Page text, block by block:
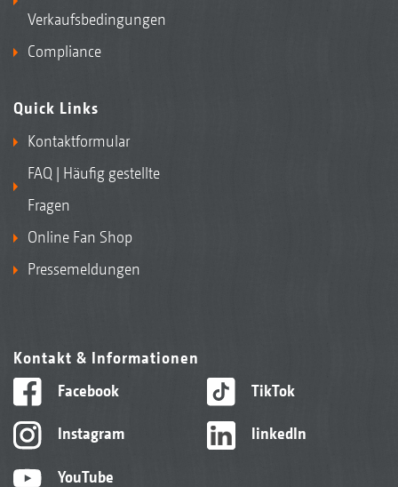
Verkaufsbedingungen
Compliance
Quick Links
Kontaktformular
FAQ | Häufig gestellte
Fragen
Online Fan Shop
Pressemeldungen
Kontakt & Informationen
Facebook
Instagram
YouTube
TikTok
linkedIn